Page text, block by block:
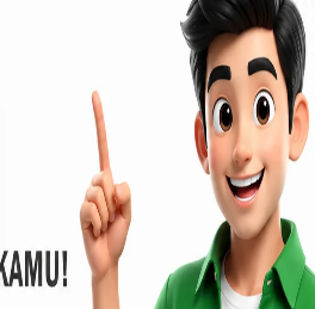
Nasional
Kadis Kebudayaan Riau
ini berjalan lancar.
Riau semakin maju, dan dapat